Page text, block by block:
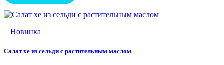
Новинка
Салат хе из сельди с растительным маслом